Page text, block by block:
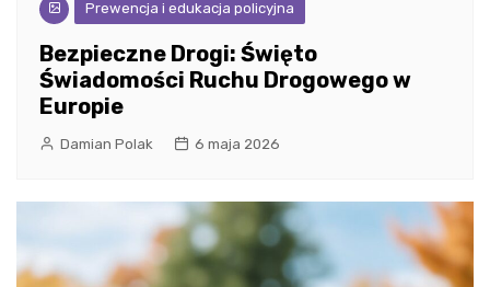
Prewencja i edukacja policyjna
Bezpieczne Drogi: Święto
Świadomości Ruchu Drogowego w
Europie
Damian Polak 6 maja 2026